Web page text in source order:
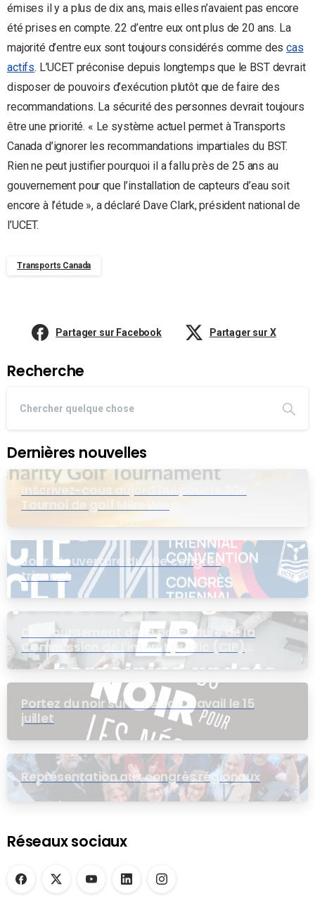
émises il y a plus de dix ans, mais elles n’avaient pas encore
été prises en compte. 22 d’entre eux ont plus de 20 ans. La
majorité d’entre eux sont toujours considérés comme descas
actifs. L’UCET préconise depuis longtemps que le BST devrait
disposer de pouvoirs d’exécution plutôt que de faire des
recommandations. La sécurité des personnes devrait toujours
être une priorité. « Le système actuel permet à Transports
Canada d’ignorer les recommandations impartiales du BST.
Rien ne peut justifier pourquoi il a fallu près de 25 ans au
gouvernement pour que l’installation de capteurs d’eau soit
encore à l’étude », a déclaré Dave Clark, président national de
l’UCET.
Transports Canada
Partager sur Facebook Partager sur X
Recherche
Dernières nouvelles
Inscrivez-cous aujord’hui pour le 20e
Tournoi de golf Mike Wing
Jour d’ouverture du 20e congrès
triennal
Contournement de la procédure de la
Commission de l’intérêt public (CIP)
pour le groupe EB
Portez du noir sur le lieu de travail le 15
juillet
Représentation aux congrès régionaux
Réseaux sociaux